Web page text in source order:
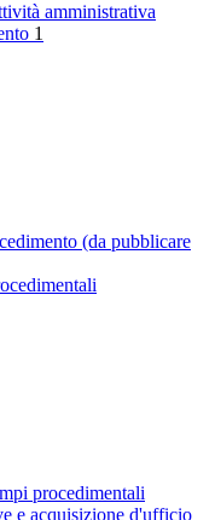
amministrativa
1
(da pubblicare
procedimentali
e acquisizione d'ufficio